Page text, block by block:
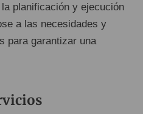
planificación y ejecución
a las necesidades y
para garantizar una